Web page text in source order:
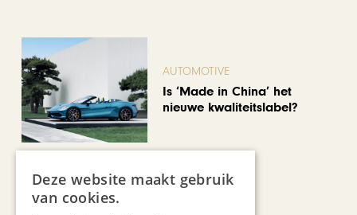
AUTOMOTIVE
Is ‘Made in China’ het
nieuwe kwaliteitslabel?
Deze website maakt gebruik
van cookies.